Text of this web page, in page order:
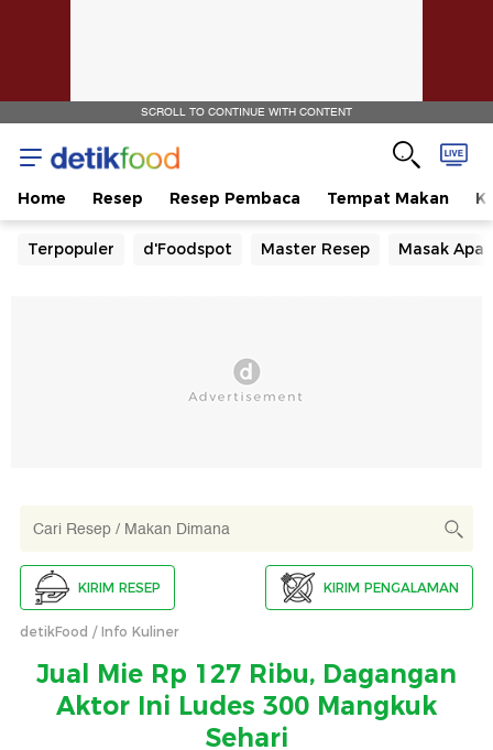
SCROLL TO CONTINUE WITH CONTENT
Home Resep Resep Pembaca Tempat Makan
Terpopuler d'Foodspot Master Resep Masak Apa
KIRIM RESEP KIRIM PENGALAMAN
detikFood Info Kuliner
Jual Mie Rp 127 Ribu, Dagangan
Aktor Ini Ludes 300 Mangkuk
Sehari